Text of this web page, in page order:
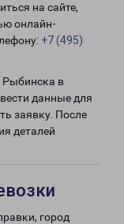
на сайте,
онлайн-
+7 (495)
Рыбинска в
данные для
заявку. После
деталей
город